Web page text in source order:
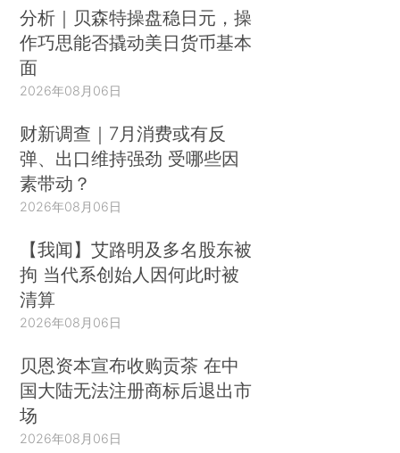
分析｜贝森特操盘稳日元，操
作巧思能否撬动美日货币基本
面
2026年08月06日
财新调查｜7月消费或有反
弹、出口维持强劲 受哪些因
素带动？
2026年08月06日
【我闻】艾路明及多名股东被
拘 当代系创始人因何此时被
清算
2026年08月06日
贝恩资本宣布收购贡茶 在中
国大陆无法注册商标后退出市
场
2026年08月06日